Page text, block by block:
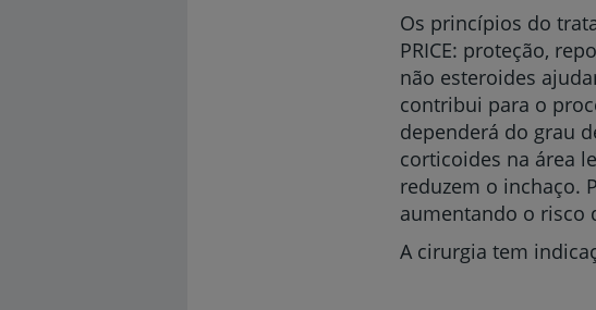
Os princípios do
PRICE: proteção,
não esteroides
contribui para o
dependerá do grau
corticoides na área
reduzem o inchaço.
aumentando o risco
A cirurgia tem